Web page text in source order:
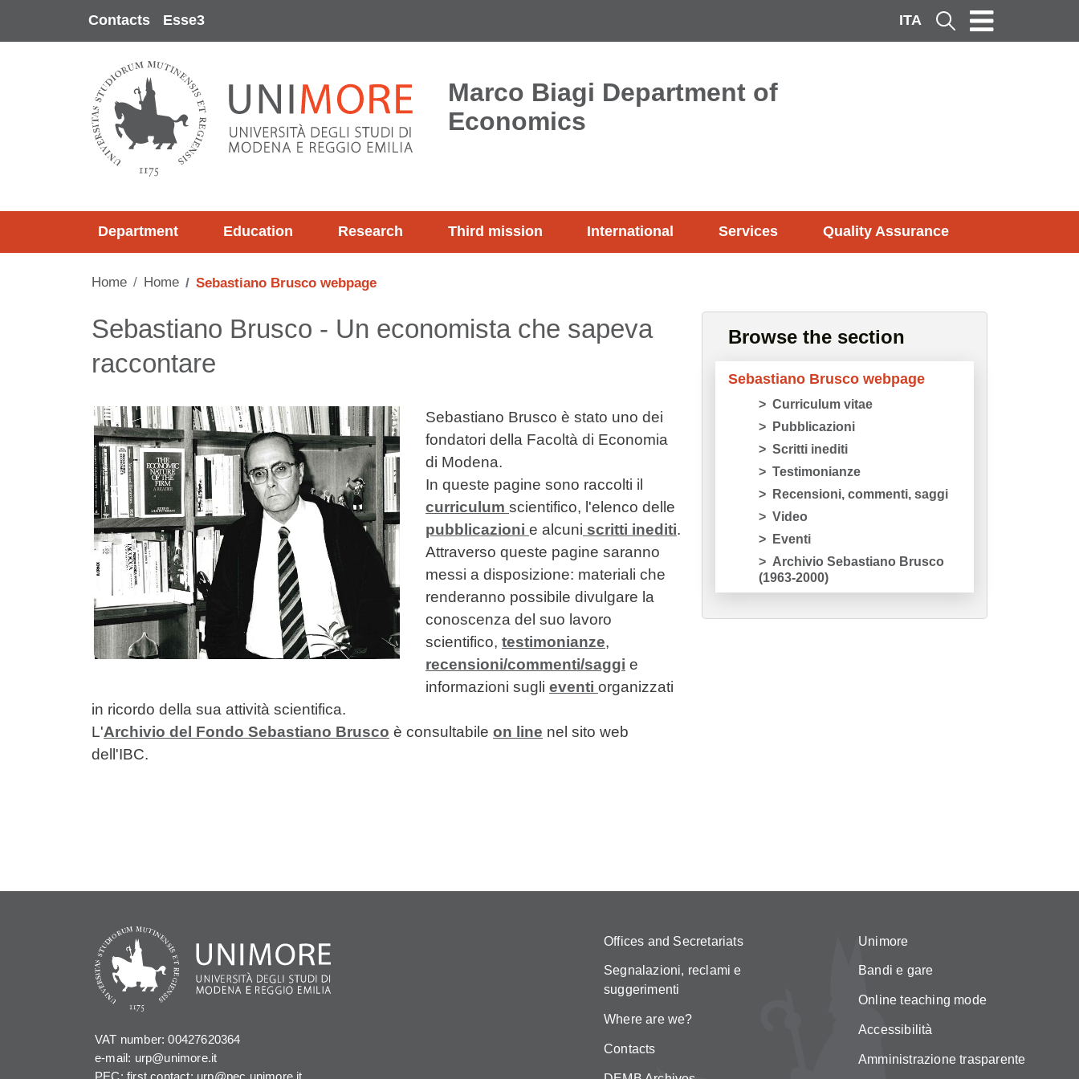
Contacts Esse3 ITA Cerca
Marco Biagi Department of
Economics
Department Education Research Third mission International Services Quality Assurance
Home Home Sebastiano Brusco webpage
Contenuto
Sebastiano Brusco - Un economista che sapeva
raccontare
Image
Sebastiano Brusco è stato uno dei
fondatori della Facoltà di Economia
di Modena.
In queste pagine sono raccolti il
curriculum scientifico, l'elenco delle
pubblicazioni e alcuni scritti inediti.
Attraverso queste pagine saranno
messi a disposizione: materiali che
renderanno possibile divulgare la
conoscenza del suo lavoro
scientifico, testimonianze,
recensioni/commenti/saggi e
informazioni sugli eventi organizzati
in ricordo della sua attività scientifica.
L'Archivio del Fondo Sebastiano Brusco è consultabile on line nel sito web
dell'IBC.
Browse the section
Sebastiano Brusco webpage
Curriculum vitae
Pubblicazioni
Scritti inediti
Testimonianze
Recensioni, commenti, saggi
Video
Eventi
Archivio Sebastiano Brusco
(1963-2000)
VAT number: 00427620364
e-mail: urp@unimore.it
Offices and Secretariats
Segnalazioni, reclami e
suggerimenti
Where are we?
Contacts
Unimore
Bandi e gare
Online teaching mode
Accessibilità
Amministrazione trasparente